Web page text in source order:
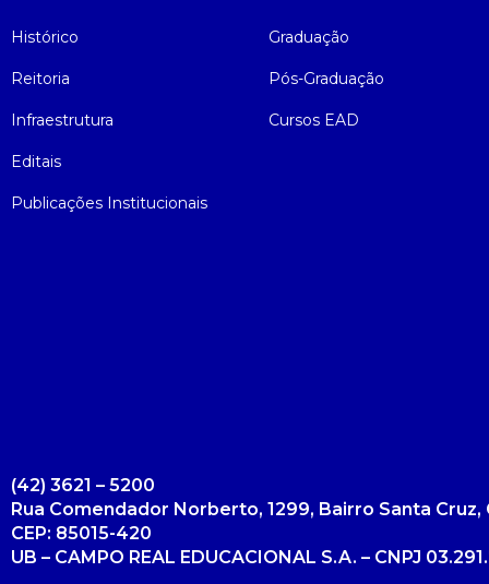
Histórico
Reitoria
Infraestrutura
Editais
Publicações Institucionais
Graduação
Pós-Graduação
Cursos EAD
(42) 3621 – 5200
Rua Comendador Norberto, 1299, Bairro Santa Cruz,
CEP: 85015-420
UB – CAMPO REAL EDUCACIONAL S.A. – CNPJ